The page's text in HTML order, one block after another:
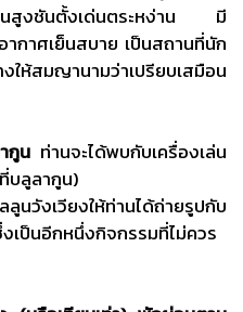
นสูงชันตั้งเด่นตระหง่าน มี
กาศเย็นสบาย เป็นสถานที่นัก
ห้สมญานามว่าเปรียบเสมือน
กูน ท่านจะได้พบกับเครื่องเล่น
บลูลากูน)
วังเวียงให้ท่านได้ถ่ายรูปกับ
ป็นอีกหนึ่งกิจกรรมที่ไม่ควร